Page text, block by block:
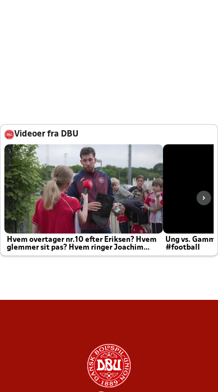
Videoer fra DBU
Hvem overtager nr.10 efter Eriksen? Hvem
glemmer sit pas? Hvem ringer Joachim
altid til efter kampe?
Ung vs.
#football